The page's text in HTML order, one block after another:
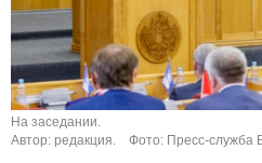
На заседании.
Автор: редакция.
Фото: Пресс-служба